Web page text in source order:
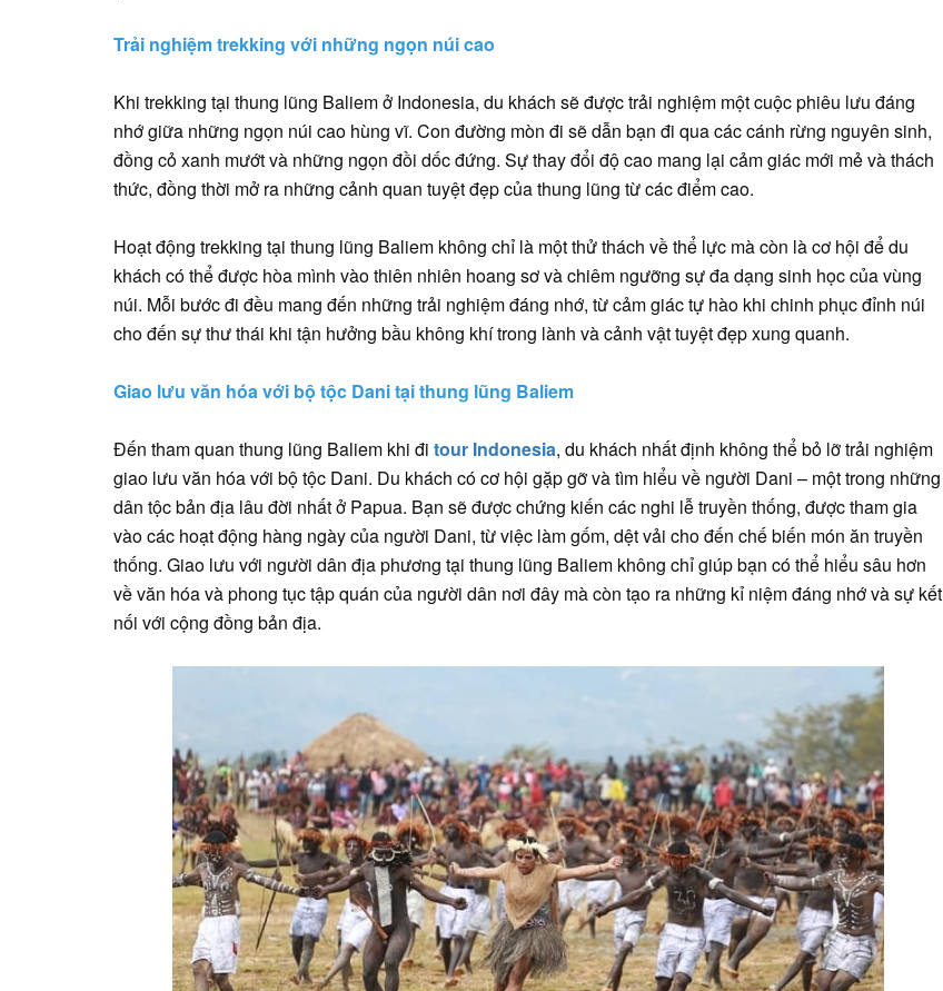
Trải nghiệm trekking với những ngọn núi cao
Khi trekking tại thung lũng Baliem ở Indonesia, du khách sẽ được trải nghiệm một cuộc phiêu lưu đáng
nhớ giữa những ngọn núi cao hùng vĩ. Con đường mòn đi sẽ dẫn bạn đi qua các cánh rừng nguyên sinh,
đồng cỏ xanh mướt và những ngọn đồi dốc đứng. Sự thay đổi độ cao mang lại cảm giác mới mẻ và thách
thức, đồng thời mở ra những cảnh quan tuyệt đẹp của thung lũng từ các điểm cao.
Hoạt động trekking tại thung lũng Baliem không chỉ là một thử thách về thể lực mà còn là cơ hội để du
khách có thể được hòa mình vào thiên nhiên hoang sơ và chiêm ngưỡng sự đa dạng sinh học của vùng
núi. Mỗi bước đi đều mang đến những trải nghiệm đáng nhớ, từ cảm giác tự hào khi chinh phục đỉnh núi
cho đến sự thư thái khi tận hưởng bầu không khí trong lành và cảnh vật tuyệt đẹp xung quanh.
Giao lưu văn hóa với bộ tộc Dani tại thung lũng Baliem
Đến tham quan thung lũng Baliem khi đi tour Indonesia, du khách nhất định không thể bỏ lỡ trải nghiệm
giao lưu văn hóa với bộ tộc Dani. Du khách có cơ hội gặp gỡ và tìm hiểu về người Dani – một trong những
dân tộc bản địa lâu đời nhất ở Papua. Bạn sẽ được chứng kiến các nghi lễ truyền thống, được tham gia
vào các hoạt động hàng ngày của người Dani, từ việc làm gốm, dệt vải cho đến chế biến món ăn truyền
thống. Giao lưu với người dân địa phương tại thung lũng Baliem không chỉ giúp bạn có thể hiểu sâu hơn
về văn hóa và phong tục tập quán của người dân nơi đây mà còn tạo ra những kỉ niệm đáng nhớ và sự kết
nối với cộng đồng bản địa.